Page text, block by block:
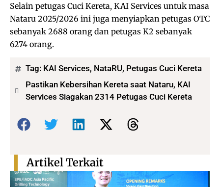
Selain petugas Cuci Kereta, KAI Services untuk masa
Nataru 2025/2026 ini juga menyiapkan petugas OTC
sebanyak 2688 orang dan petugas K2 sebanyak
6274 orang.
Tag: KAI Services, NataRU, Petugas Cuci Kereta
Pastikan Kebersihan Kereta saat Nataru, KAI
Services Siagakan 2314 Petugas Cuci Kereta
Bagikan:
Artikel Terkait